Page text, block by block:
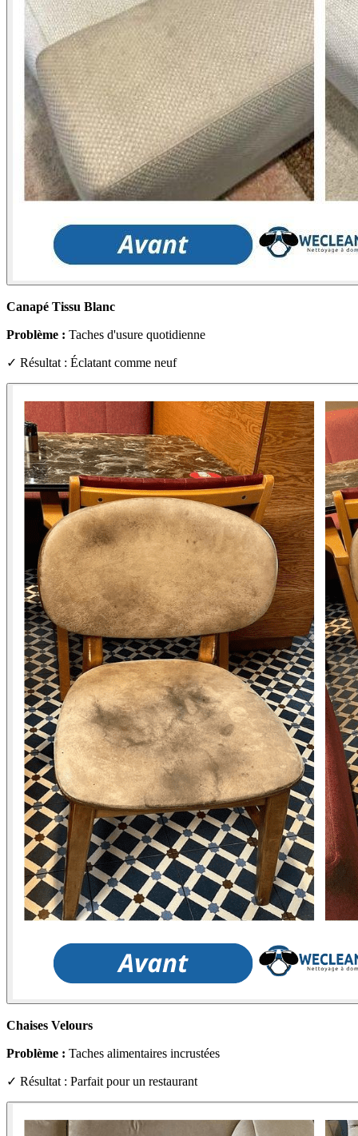
Canapé Tissu Blanc
Problème : Taches d'usure quotidienne
✓ Résultat : Éclatant comme neuf
Chaises Velours
Problème : Taches alimentaires incrustées
✓ Résultat : Parfait pour un restaurant